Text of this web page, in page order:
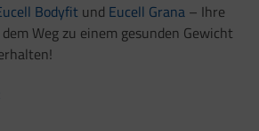
Bodyfit und Eucell Grana – Ihre
Weg zu einem gesunden Gewicht